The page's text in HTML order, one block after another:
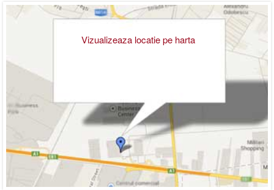
Vizualizeaza locatie pe harta